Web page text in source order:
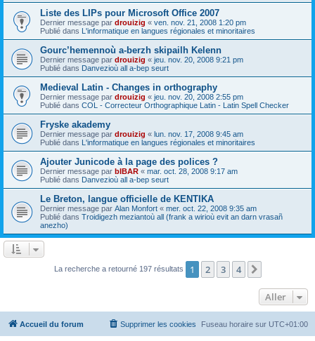
Liste des LIPs pour Microsoft Office 2007
Dernier message par drouizig « ven. nov. 21, 2008 1:20 pm
Publié dans L'informatique en langues régionales et minoritaires
Gourc’hemennoù a-berzh skipailh Kelenn
Dernier message par drouizig « jeu. nov. 20, 2008 9:21 pm
Publié dans Danvezioù all a-bep seurt
Medieval Latin - Changes in orthography
Dernier message par drouizig « jeu. nov. 20, 2008 2:55 pm
Publié dans COL - Correcteur Orthographique Latin - Latin Spell Checker
Fryske akademy
Dernier message par drouizig « lun. nov. 17, 2008 9:45 am
Publié dans L'informatique en langues régionales et minoritaires
Ajouter Junicode à la page des polices ?
Dernier message par bIBAR « mar. oct. 28, 2008 9:17 am
Publié dans Danvezioù all a-bep seurt
Le Breton, langue officielle de KENTIKA
Dernier message par Alan Monfort « mer. oct. 22, 2008 9:35 am
Publié dans Troidigezh meziantoù all (frank a wirioù evit an darn vrasañ
anezho)
La recherche a retourné 197 résultats 1 2 3 4
Aller
Accueil du forum Fuseau horaire sur UTC+01:00
Supprimer les cookies